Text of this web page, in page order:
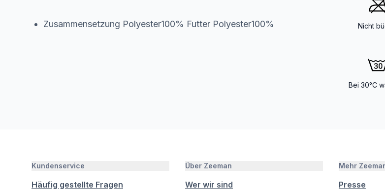
Zusammensetzung Polyester100% Futter Polyester100% Nicht
Bei 30°C
Kundenservice
Häufig gestellte Fragen
Über Zeeman
Wer wir sind
Mehr
Presse